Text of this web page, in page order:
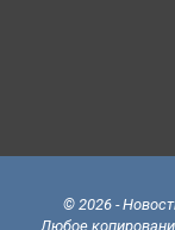
© 2026 -
Любое